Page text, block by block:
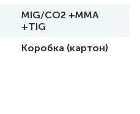
MIG/CO2 +MMA
+TIG
Коробка (картон)